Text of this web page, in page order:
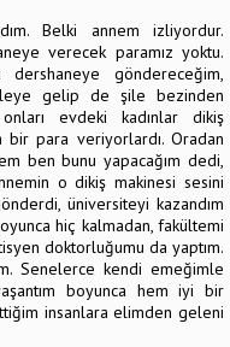
Belki annem izliyordur.
verecek paramız yoktu.
göndereceğim,
gelip de şile bezinden
evdeki kadınlar dikiş
bir para veriyorlardı. Oradan
ben bunu yapacağım dedi,
o dikiş makinesi sesini
üniversiteyi kazandım
hiç kalmadan, fakültemi
doktorluğumu da yaptım.
Senelerce kendi emeğimle
boyunca hem iyi bir
insanlara elimden geleni